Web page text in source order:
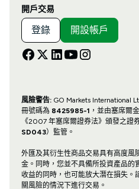
開戶交易
登錄 開設帳戶
風險警告:GO Markets International
冊號碼為 8425985-1 ，並由塞席爾
《2007 年塞席爾證券法》頒發之證
SD043）監管。
外匯及其衍生性商品交易具有高度風
金。同時，您並不具備所投資產品的
收益的同時，也可能放大潛在損失。
關風險的情況下進行交易。